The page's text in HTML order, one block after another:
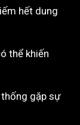
hết dung
thể khiến
thống gặp sự